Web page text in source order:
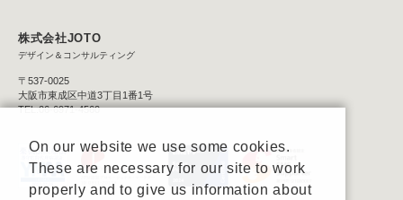
株式会社JOTO
デザイン＆コンサルティング
〒537-0025
大阪市東成区中道3丁目1番1号
TEL:06-6971-4560
On our website we use some cookies.
These are necessary for our site to work
properly and to give us information about